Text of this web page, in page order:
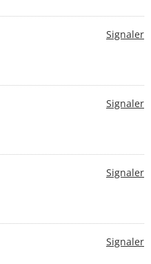
Signaler
Signaler
Signaler
Signaler